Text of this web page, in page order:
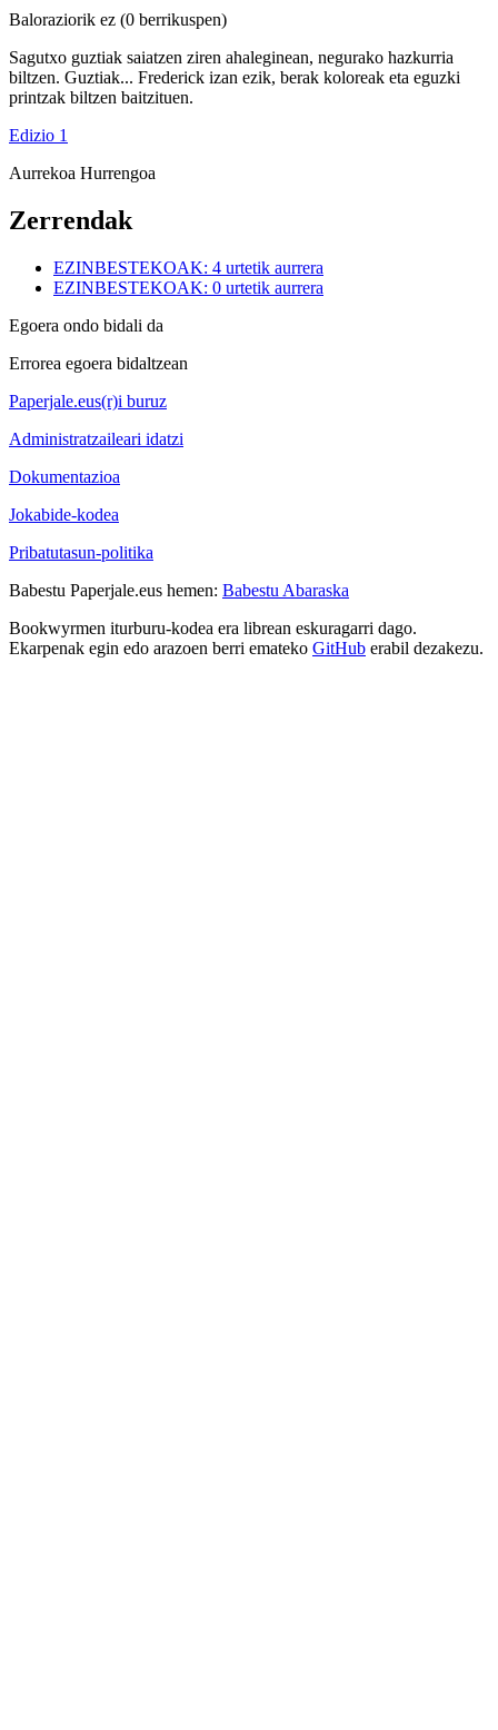
Baloraziorik ez (0 berrikuspen)
Sagutxo guztiak saiatzen ziren ahaleginean, negurako hazkurria
biltzen. Guztiak... Frederick izan ezik, berak koloreak eta eguzki
printzak biltzen baitzituen.
Edizio 1
Aurrekoa Hurrengoa
Zerrendak
EZINBESTEKOAK: 4 urtetik aurrera
EZINBESTEKOAK: 0 urtetik aurrera
Egoera ondo bidali da
Errorea egoera bidaltzean
Paperjale.eus(r)i buruz
Administratzaileari idatzi
Dokumentazioa
Jokabide-kodea
Pribatutasun-politika
Babestu Paperjale.eus hemen: Babestu Abaraska
Bookwyrmen iturburu-kodea era librean eskuragarri dago.
Ekarpenak egin edo arazoen berri emateko GitHub erabil dezakezu.